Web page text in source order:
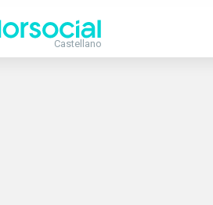
Castellano